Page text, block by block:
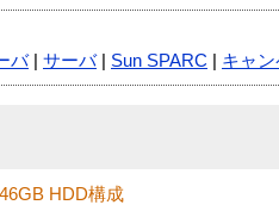
バ| サーバ| Sun SPARC キャ
HDD構成